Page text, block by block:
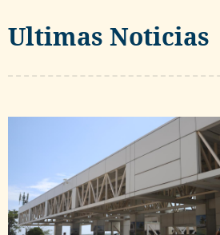
Ultimas Noticias